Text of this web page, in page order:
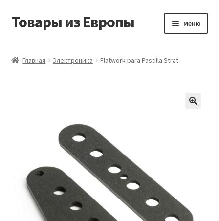
Перейти
Перейти
Товары из Европы Меню
Мой аккаунт
Оставить отзыв
Главная Электроника Flatwork para Pastilla Strat